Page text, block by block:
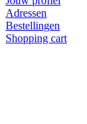
Adressen
Bestellingen
Shopping cart